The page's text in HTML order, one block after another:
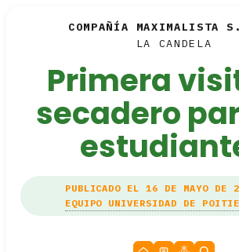
COMPAÑÍA MAXIMALISTA
LA CANDELA
Primera
secadero
PUBLICADO EL 16 DE MAYO DE
EQUIPO UNIVERSIDAD DE